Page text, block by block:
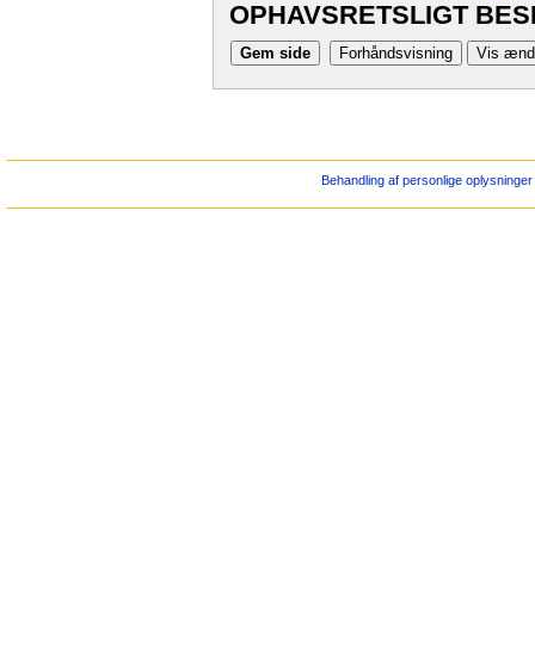
OPHAVSRETSLIGT
Behandling af personlige oplysninger